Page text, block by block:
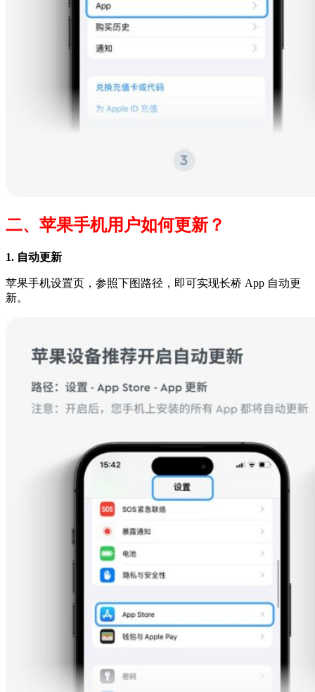
二、苹果手机用户如何更新？
1. 自动更新
苹果手机设置页，参照下图路径，即可实现长桥 App 自动更
新。